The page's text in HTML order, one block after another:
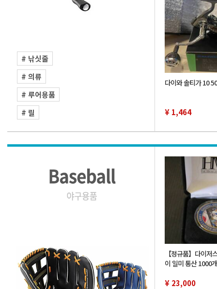
# 낚싯줄
# 의류
# 루어용품
# 릴
다이와 솔티가 10
¥ 1,464
【정규품】다이저
이 일미 통산 1000
들이 452/1000
¥ 23,000